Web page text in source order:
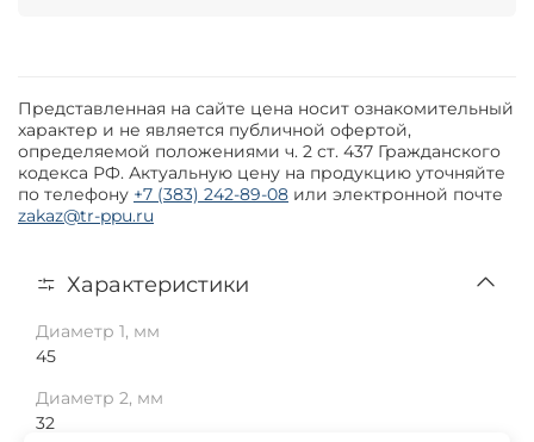
Представленная на сайте цена носит ознакомительный
характер и не является публичной офертой,
определяемой положениями ч. 2 ст. 437 Гражданского
кодекса РФ. Актуальную цену на продукцию уточняйте
по телефону +7 (383) 242-89-08 или электронной почте
zakaz@tr-ppu.ru
Характеристики
Диаметр 1, мм
45
Диаметр 2, мм
32